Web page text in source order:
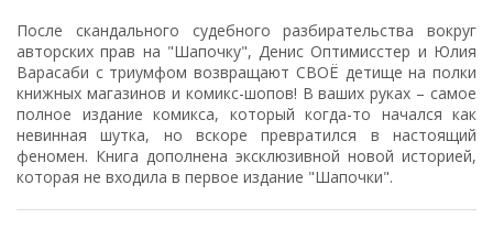
После скандального судебного разбирательства вокруг
авторских прав на "Шапочку", Денис Оптимисстер и Юлия
Варасаби с триумфом возвращают СВОЁ детище на полки
книжных магазинов и комикс-шопов! В ваших руках – самое
полное издание комикса, который когда-то начался как
невинная шутка, но вскоре превратился в настоящий
феномен. Книга дополнена эксклюзивной новой историей,
которая не входила в первое издание "Шапочки".